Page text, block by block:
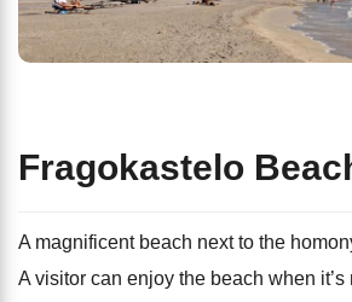
Fragokastelo
A magnificent beach next to the
A visitor can enjoy the beach when it’s